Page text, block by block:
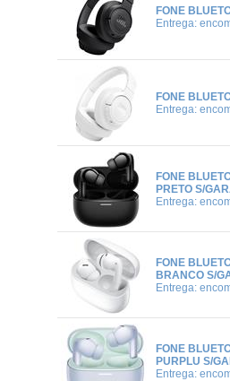
FONE
Entrega:
FONE
Entrega:
FONE
PRETO S/
Entrega:
FONE
BRANCO S/
Entrega:
FONE
PURPLU S/
Entrega: